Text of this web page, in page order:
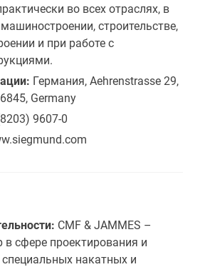
во всех отраслях, в
строительстве,
и при работе с
Германия, Aehrenstrasse 29,
Germany
9607-0
CMF & JAMMES –
в сфере проектирования и
специальных накатных и